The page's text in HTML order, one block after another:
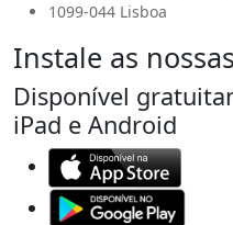
1099-044 Lisboa
Instale as
Disponível
iPad e Android